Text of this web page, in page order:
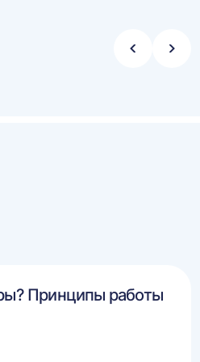
Стрелка
Принципы работы